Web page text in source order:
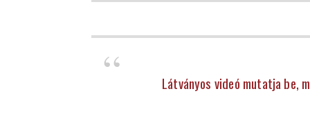
Látványos videó mutatja be,